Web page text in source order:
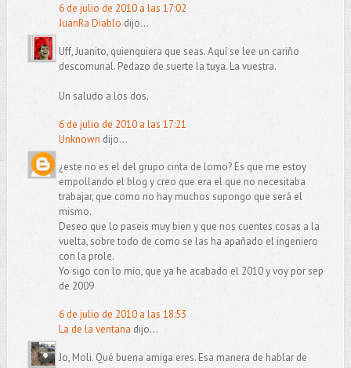
6 de julio de 2010 a las 17:02
JuanRa Diablo dijo...
Uff, Juanito, quienquiera que seas. Aquí se lee un cariño
descomunal. Pedazo de suerte la tuya. La vuestra.
Un saludo a los dos.
6 de julio de 2010 a las 17:21
Unknown dijo...
¿este no es el del grupo cinta de lomo? Es que me estoy
empollando el blog y creo que era el que no necesitaba
trabajar, que como no hay muchos supongo que será el
mismo.
Deseo que lo paseis muy bien y que nos cuentes cosas a la
vuelta, sobre todo de como se las ha apañado el ingeniero
con la prole.
Yo sigo con lo mío, que ya he acabado el 2010 y voy por sep
de 2009
6 de julio de 2010 a las 18:53
La de la ventana dijo...
Jo, Moli. Qué buena amiga eres. Esa manera de hablar de